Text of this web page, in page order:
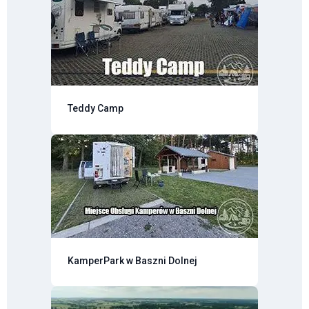
Teddy Camp
KamperPark w Baszni Dolnej